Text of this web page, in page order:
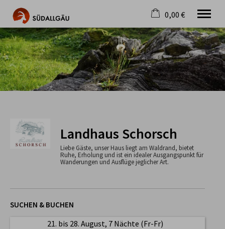
Die schönste Seite im Allgäu
Aktuell
Destination
Gastgeber
Mountainbike
Tipps
0,00 €
×
Warenkorb ist leer
Landhaus Schorsch
Liebe Gäste, unser Haus liegt am Waldrand, bietet
Ruhe, Erholung und ist ein idealer Ausgangspunkt für
Wanderungen und Ausflüge jeglicher Art.
SUCHEN & BUCHEN
21. bis 28. August, 7 Nächte (Fr-Fr)